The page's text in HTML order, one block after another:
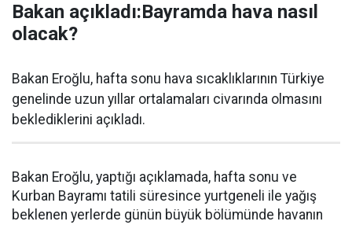
Bakan açıkladı:Bayramda hava nasıl
olacak?
Bakan Eroğlu, hafta sonu hava sıcaklıklarının Türkiye
genelinde uzun yıllar ortalamaları civarında olmasını
beklediklerini açıkladı.
Bakan Eroğlu, yaptığı açıklamada, hafta sonu ve
Kurban Bayramı tatili süresince yurtgeneli ile yağış
beklenen yerlerde günün büyük bölümünde havanın